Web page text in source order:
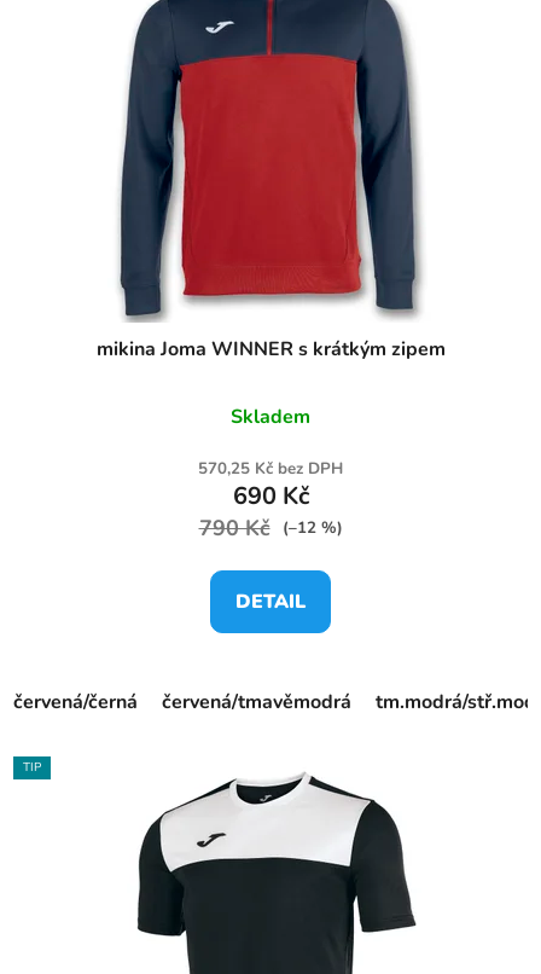
mikina Joma WINNER s krátkým zipem
Skladem
570,25 Kč bez DPH
690 Kč
790 Kč (–12 %)
DETAIL
červená/černá červená/tmavěmodrá tm.modrá/
TIP